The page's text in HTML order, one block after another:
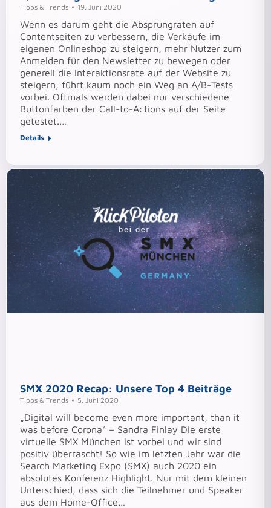
Tipps & Trends 19. Juni 2020
Wenn es darum geht die Absprungraten auf
Contentseiten zu verbessern, die Verkäufe im
eigenen Onlineshop zu steigern, mehr Nutzer zum
Anmelden für den Newsletter zu bewegen oder
generell die Interaktionsrate auf der Website zu
steigern, führt kaum noch ein Weg an A/B-Tests
vorbei. Oftmals werden dabei nur verschiedene
Buttonfarben der Call-to-Actions auf der Seite
getestet.…
Details
SMX 2020 Recap: Unsere Top 4 Beiträge
Tipps & Trends 5. Juni 2020
„Digital will become even more important, than it
was before Corona“ – Sandra Finlay Die erste
virtuelle SMX München ist vorbei und wir sind
positiv überrascht! So wie im letzten Jahr war die
Search Marketing Expo (SMX) auch 2020 ein
absolutes Konferenz Highlight. Nur mit dem kleinen
Unterschied, dass sich die Teilnehmer und Speaker
aus dem Home-Office…